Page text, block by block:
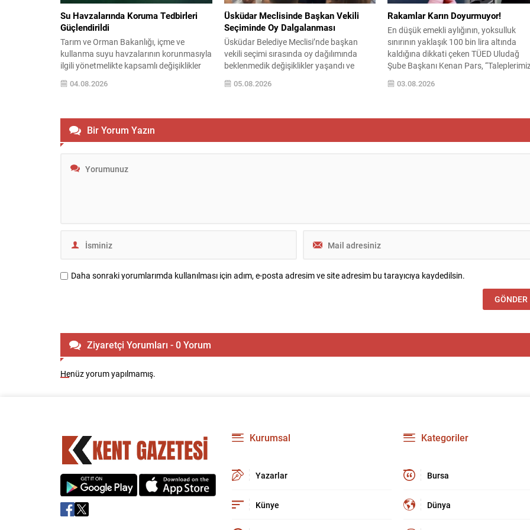
Su Havzalarında Koruma Tedbirleri
Güçlendirildi
Tarım ve Orman Bakanlığı, içme ve
kullanma suyu havzalarının korunmasıyla
ilgili yönetmelikte kapsamlı değişiklikler
yaptı. Yeni düzenleme, su kaynaklarına
zarar verebilecek faaliyetlere karşı daha
Havzalarda ortaya çıkabilecek noktasal
ve yayılı kirlilik kaynaklarının önlenmesi
için ilgili kurumlar gerekli tedbirleri
04.08.2026
Üsküdar Meclisinde Başkan Vekili
Seçiminde Oy Dalgalanması
Üsküdar Belediye Meclisi’nde başkan
vekili seçimi sırasında oy dağılımında
beklenmedik değişiklikler yaşandı ve
meclis oturumunda gergin anlar oluştu.
Soruşturma kapsamında görevden
05.08.2026
Rakamlar Karın Doyurmuyor!
En düşük emekli aylığının, yoksulluk
sınırının yaklaşık 100 bin lira altında
kaldığına dikkati çeken TÜED Uludağ
Şube Başkanı Kenan Pars,
karşılanmadıkça aradaki uçurum
derinleşecek.” dedi. TÜİK’e göre
03.08.2026
Bir Yorum Yazın
Daha sonraki yorumlarımda kullanılması için adım, e-posta adresim ve site adresim bu tarayıcıya kaydedilsin.
Ziyaretçi Yorumları - 0 Yorum
Henüz yorum yapılmamış.
Kurumsal
Yazarlar
Künye
Kategoriler
Bursa
Dünya